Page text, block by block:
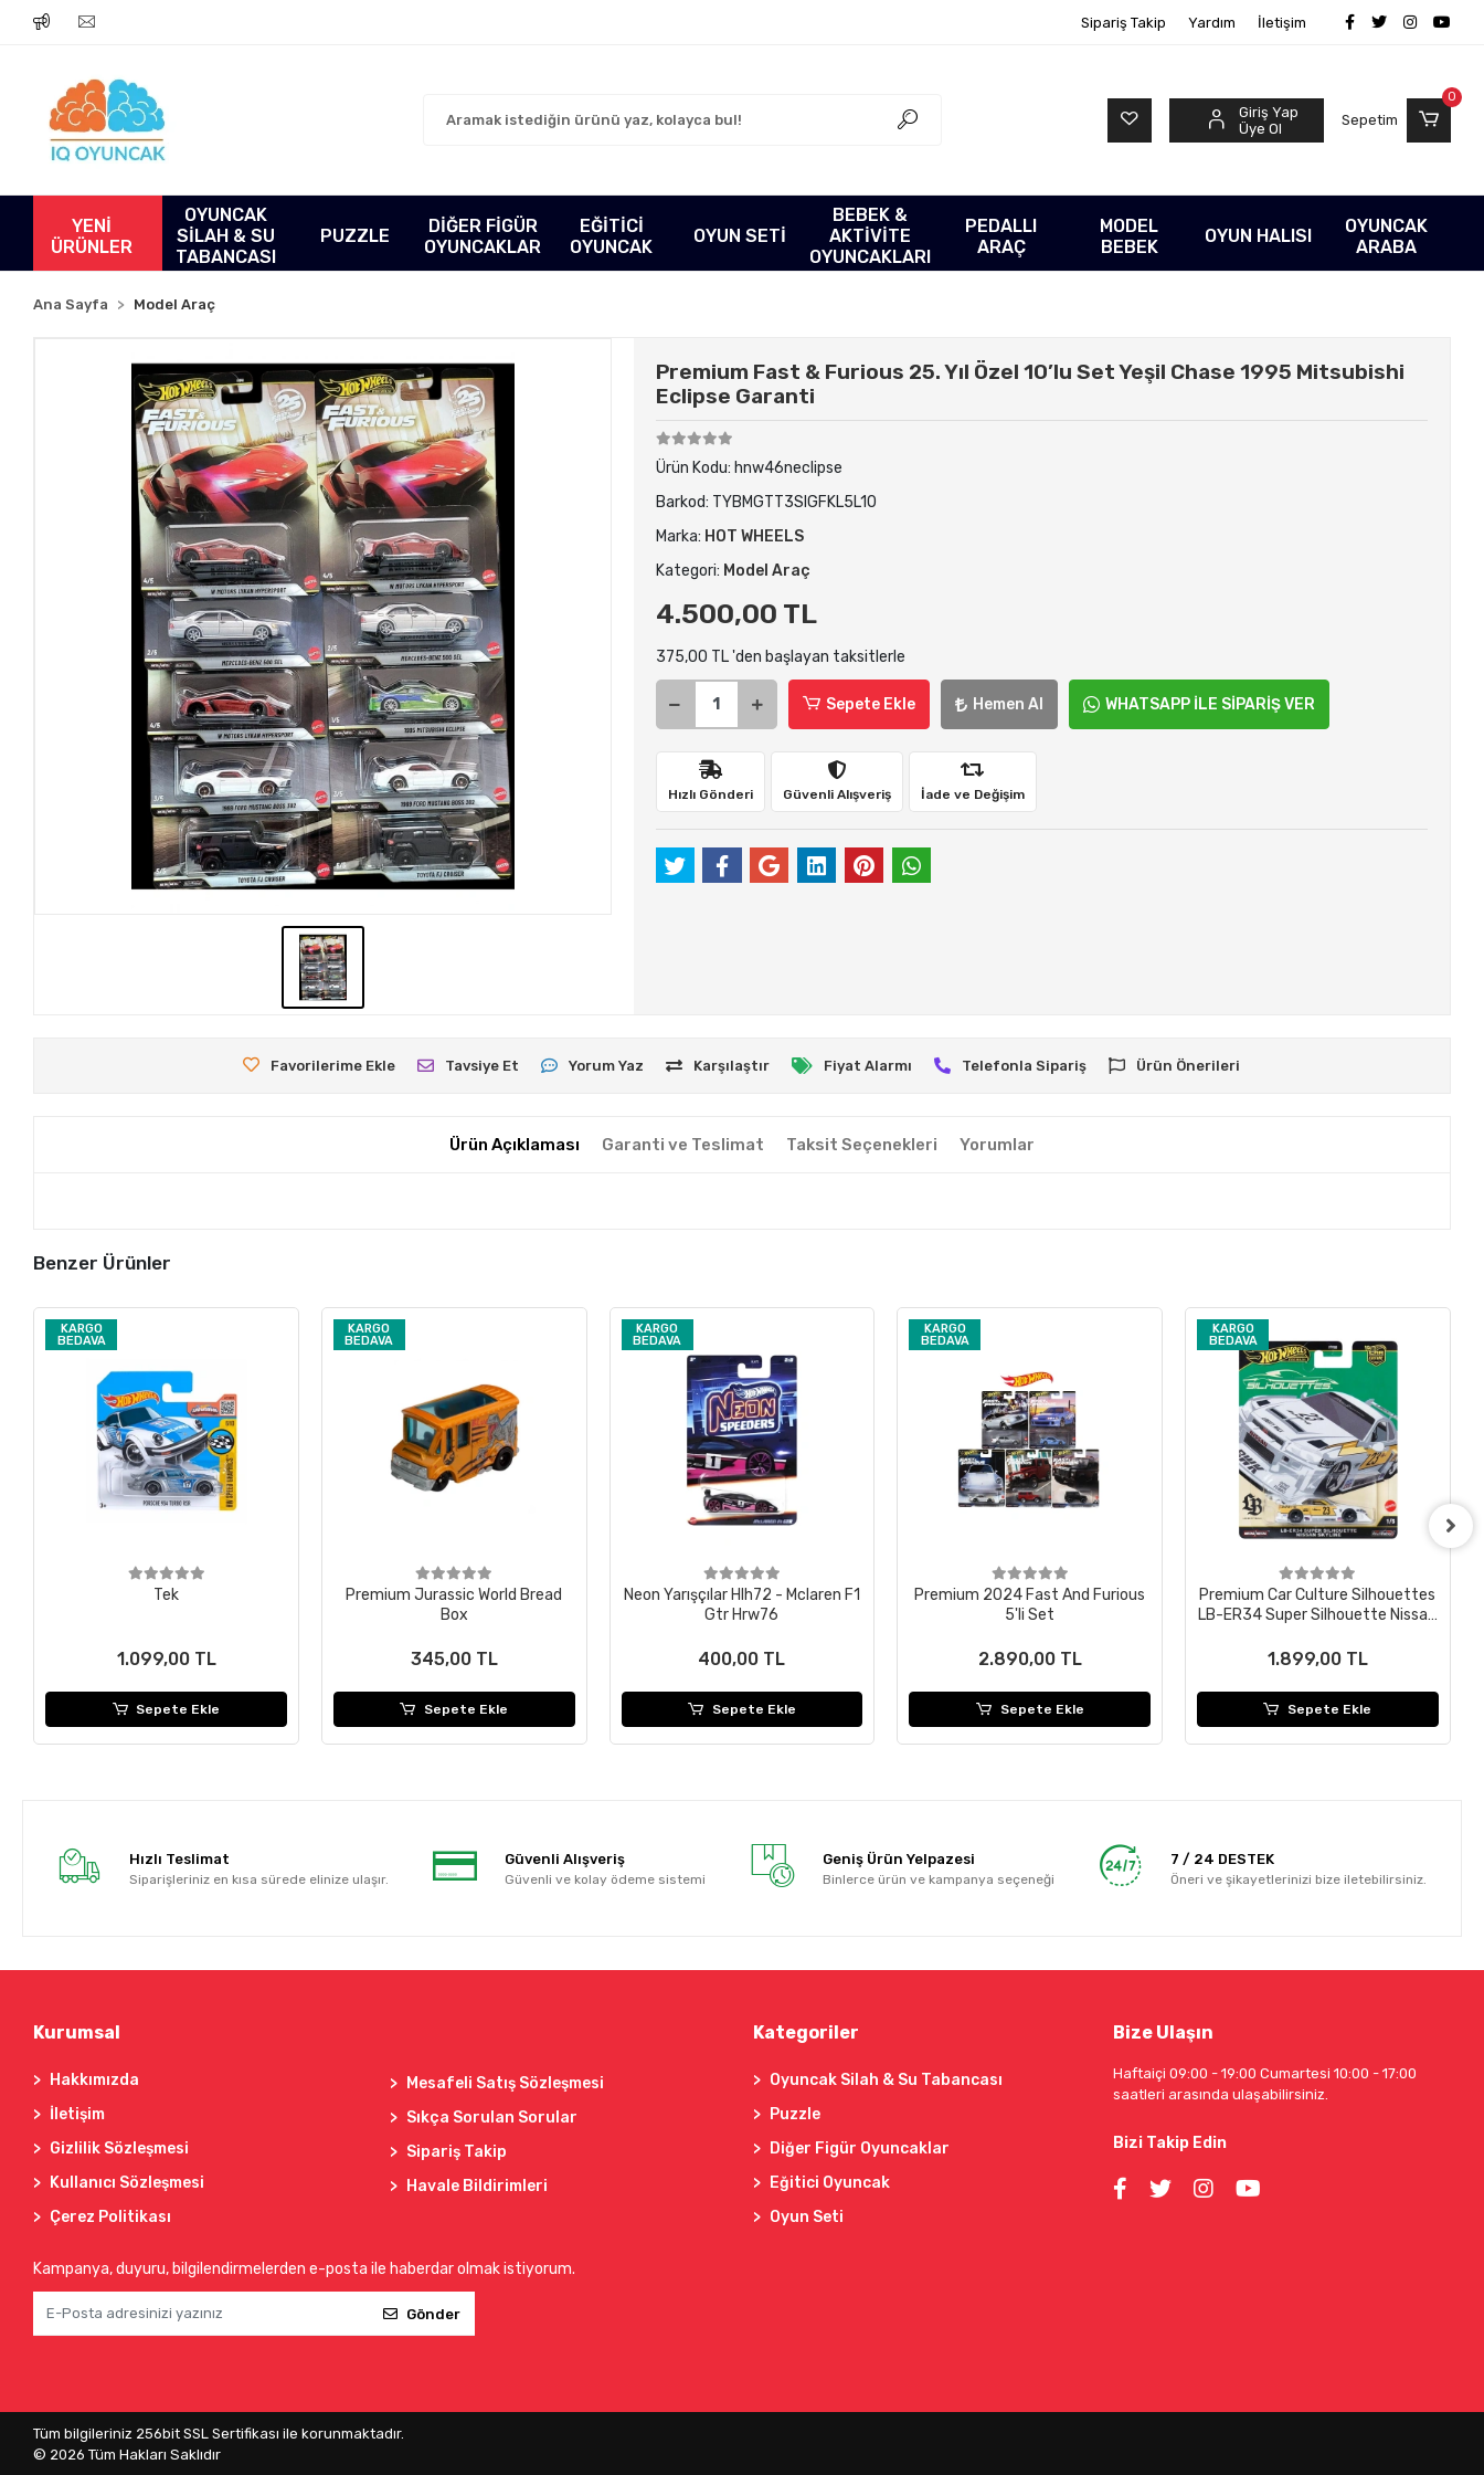
Sipariş Takip Yardım İletişim
Giriş Yap
Üye Ol
Sepetim
0
YENİ
ÜRÜNLER
OYUNCAK
SİLAH & SU
TABANCASI
PUZZLE
DİĞER FİGÜR
OYUNCAKLAR
EĞİTİCİ
OYUNCAK
OYUN SETİ
BEBEK &
AKTİVİTE
OYUNCAKLARI
PEDALLI
ARAÇ
MODEL
BEBEK
OYUN HALISI
OYUNCAK
ARABA
Ana Sayfa Model Araç
Premium Fast & Furious 25. Yıl Özel 10’lu Set Yeşil Chase 1995 Mitsubishi
Eclipse Garanti
Ürün Kodu: hnw46neclipse
Barkod: TYBMGTT3SIGFKL5L10
Marka: HOT WHEELS
Kategori: Model Araç
4.500,00 TL
375,00 TL 'den başlayan taksitlerle
Sepete Ekle Hemen Al WHATSAPP İLE SİPARİŞ VER
Hızlı Gönderi Güvenli Alışveriş İade ve Değişim
Favorilerime Ekle Tavsiye Et Yorum Yaz Karşılaştır Fiyat Alarmı Telefonla Sipariş Ürün Önerileri
Ürün Açıklaması Garanti ve Teslimat Taksit Seçenekleri Yorumlar
Benzer Ürünler
KARGO
BEDAVA
Tek
1.099,00 TL
Sepete Ekle
KARGO
BEDAVA
Premium Jurassic World Bread
Box
345,00 TL
Sepete Ekle
KARGO
BEDAVA
Neon Yarışçılar Hlh72 - Mclaren F1
Gtr Hrw76
400,00 TL
Sepete Ekle
KARGO
BEDAVA
Premium 2024 Fast And Furious
5'li Set
2.890,00 TL
Sepete Ekle
KARGO
BEDAVA
Premium Car Culture Silhouettes
LB-ER34 Super Silhouette Nissan
1.899,00 TL
Sepete Ekle
Hızlı Teslimat
Siparişleriniz en kısa sürede elinize ulaşır.
Güvenli Alışveriş
Güvenli ve kolay ödeme sistemi
Geniş Ürün Yelpazesi
Binlerce ürün ve kampanya seçeneği
7 / 24 DESTEK
Öneri ve şikayetlerinizi bize iletebilirsiniz.
Kurumsal
Hakkımızda
İletişim
Gizlilik Sözleşmesi
Kullanıcı Sözleşmesi
Çerez Politikası
Mesafeli Satış Sözleşmesi
Sıkça Sorulan Sorular
Sipariş Takip
Havale Bildirimleri
Kampanya, duyuru, bilgilendirmelerden e-posta ile haberdar olmak istiyorum.
Gönder
Kategoriler
Oyuncak Silah & Su Tabancası
Puzzle
Diğer Figür Oyuncaklar
Eğitici Oyuncak
Oyun Seti
Bize Ulaşın
Haftaiçi 09:00 - 19:00 Cumartesi 10:00 - 17:00
saatleri arasında ulaşabilirsiniz.
Bizi Takip Edin
Tüm bilgileriniz 256bit SSL Sertifikası ile korunmaktadır.
© 2026Tüm Hakları Saklıdır